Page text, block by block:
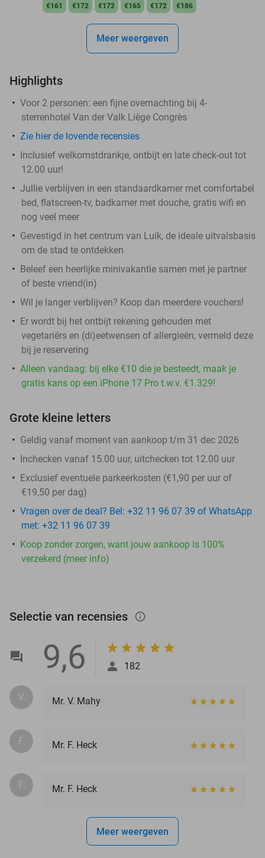
€161 €172 €172 €165 €172 €186
Meer weergeven
Highlights
Voor 2 personen: een fijne overnachting bij 4-
sterrenhotel Van der Valk Liège Congrès
Zie hier de lovende recensies
Inclusief welkomstdrankje, ontbijt en late check-out tot
12.00 uur!
Jullie verblijven in een standaardkamer met comfortabel
bed, flatscreen-tv, badkamer met douche, gratis wifi en
nog veel meer
Gevestigd in het centrum van Luik, de ideale uitvalsbasis
om de stad te ontdekken
Beleef een heerlijke minivakantie samen met je partner
of beste vriend(in)
Wil je langer verblijven? Koop dan meerdere vouchers!
Er wordt bij het ontbijt rekening gehouden met
vegetariërs en (di)eetwensen of allergieën, vermeld deze
bij je reservering
Alleen vandaag: bij elke €10 die je besteedt, maak je
gratis kans op een iPhone 17 Pro t.w.v. €1.329!
Grote kleine letters
Geldig vanaf moment van aankoop t/m 31 dec 2026
Inchecken vanaf 15.00 uur, uitchecken tot 12.00 uur
Exclusief eventuele parkeerkosten (€1,90 per uur of
€19,50 per dag)
Vragen over de deal? Bel: +32 11 96 07 39 of WhatsApp
met: +32 11 96 07 39
Koop zonder zorgen, want jouw aankoop is 100%
verzekerd (meer info)
Selectie van recensies info_outlined
9,6 182
V. Mr. V. Mahy
F. Mr. F. Heck
F. Mr. F. Heck
Meer weergeven